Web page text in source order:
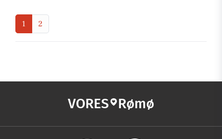
1 2
VORES Rømø